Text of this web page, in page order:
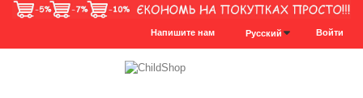
Войти
Русский
Напишите нам